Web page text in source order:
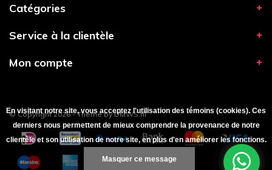
Catégories
Service à la clientèle
Mon compte
© Copyright 2026 - Theme byDMWS.nl
En visitant notre site, vous acceptez l'utilisation des témoins (cookies). Ces
derniers nous permettent de mieux comprendre la provenance de notre
clientèle et son utilisation de notre site, en plus d'en améliorer les fonctions.
Masquer ce message